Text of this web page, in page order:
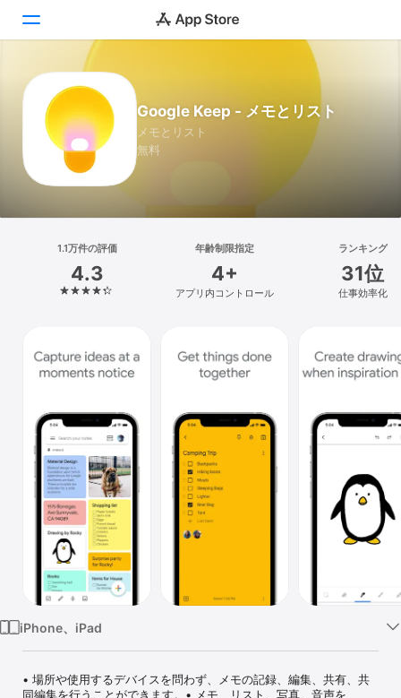
Today
ゲーム
アプリ
検索
プラットフォーム
iPhone
Mac
Vision
Watch
TV
Google Keep - メモとリスト
メモとリスト
無料
1.1万件の評価
4.3
年齢制限指定
4+
アプリ内コントロール
ランキング
31位
仕事効率化
iPhone、iPad
• 場所や使用するデバイスを問わず、メモの記録、編集、共有、共
同編集を行うことができます。• メモ、リスト、写真、音声を